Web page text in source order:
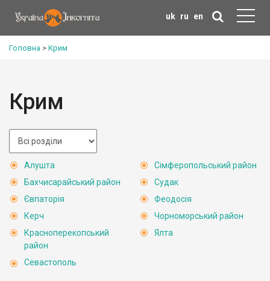
uk ru en
Головна > Крим
Крим
Алушта
Бахчисарайський район
Євпаторія
Керч
Красноперекопський
район
Севастополь
Сімферопольський район
Судак
Феодосія
Чорноморський район
Ялта